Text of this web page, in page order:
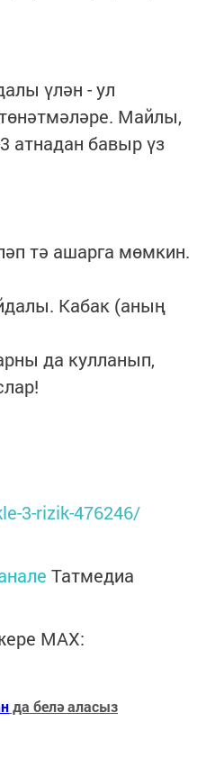
үлән - ул
Майлы,
атнадан бавыр үз
тә ашарга мөмкин.
Кабак (аның
да кулланып,
3-rizik-476246/
Татмедиа
MАХ:
да белә аласыз